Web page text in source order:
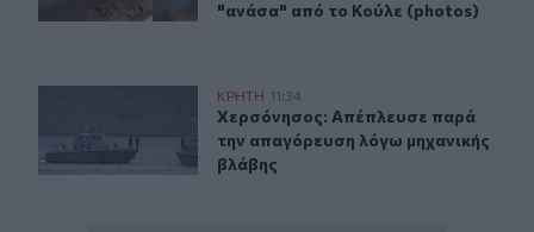
"ανάσα" από το Κούλε (photos)
Χερσόνησος: Απέπλευσε παρά την απαγόρευση λόγω
ΚΡΗΤΗ 11:34
Χερσόνησος: Απέπλευσε παρά την
Χερσόνησος: Απέπλευσε παρά
την απαγόρευση λόγω μηχανικής
βλάβης